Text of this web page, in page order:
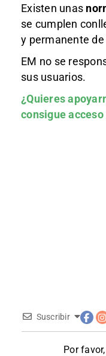
Existen unas
se cumplen
y permanente
EM no se
sus usuarios.
¿Quieres
consigue
Suscribir
Por